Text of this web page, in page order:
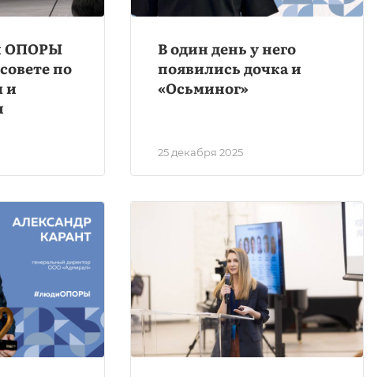
ОПОРЫ
по
и
В один день у него
появились дочка и
«Осьминог»
25 декабря 2025